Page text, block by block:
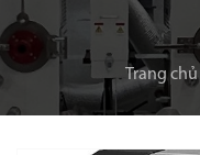
Trang chủ